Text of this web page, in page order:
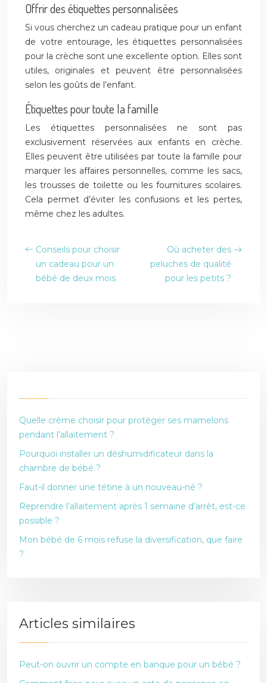
Offrir des étiquettes personnalisées
Si vous cherchez un cadeau pratique pour un enfant
de votre entourage, les étiquettes personnalisées
pour la crèche sont une excellente option. Elles sont
utiles, originales et peuvent être personnalisées
selon les goûts de l’enfant.
Étiquettes pour toute la famille
Les étiquettes personnalisées ne sont pas
exclusivement réservées aux enfants en crèche.
Elles peuvent être utilisées par toute la famille pour
marquer les affaires personnelles, comme les sacs,
les trousses de toilette ou les fournitures scolaires.
Cela permet d’éviter les confusions et les pertes,
même chez les adultes.
Conseils pour choisir
un cadeau pour un
bébé de deux mois
Où acheter des
peluches de qualité
pour les petits ?
Quelle crème choisir pour protéger ses mamelons
pendant l’allaitement ?
Pourquoi installer un déshumidificateur dans la
chambre de bébé ?
Faut-il donner une tétine à un nouveau-né ?
Reprendre l’allaitement après 1 semaine d’arrêt, est-ce
possible ?
Mon bébé de 6 mois refuse la diversification, que faire
?
Articles similaires
Peut-on ouvrir un compte en banque pour un bébé ?